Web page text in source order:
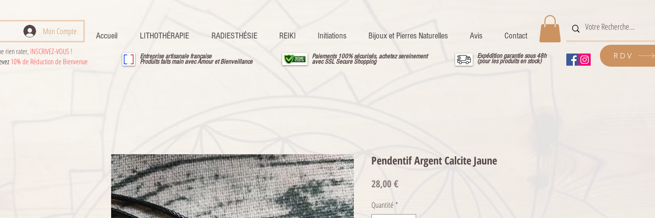
Mon Compte
rien rater, INSCRIVEZ-VOUS !
10% de Réduction de Bienvenue
Accueil LITHOTHÉRAPIE RADIESTHÉSIE REIKI Initiations Bijoux et Pierres Naturelles Avis Contact
Entreprise artisanale française
Produits faits main avec Amour et Bienveillance
Paiements 100% sécurisés, achetez sereinement
avec SSL Secure Shopping
Expédition garantie sous 48h
(pour les produits en stock)
RDV
Pendentif Argent Calcite Jaune
28,00 €Prix
Quantité *